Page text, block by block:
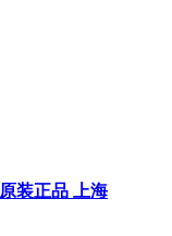
装正品 上海